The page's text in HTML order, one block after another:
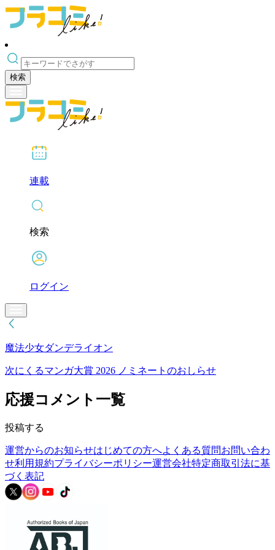
検索
連載
検索
ログイン
魔法少女ダンデライオン
次にくるマンガ大賞 2026 ノミネートのおしらせ
応援コメント一覧
投稿する
運営からのお知らせはじめての方へよくある質問お問い合わ
せ利用規約プライバシーポリシー運営会社特定商取引法に基
づく表記